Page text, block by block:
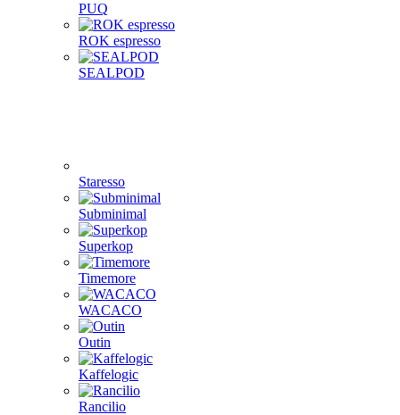
PUQ
ROK espresso
SEALPOD
Staresso
Subminimal
Superkop
Timemore
WACACO
Outin
Kaffelogic
Rancilio